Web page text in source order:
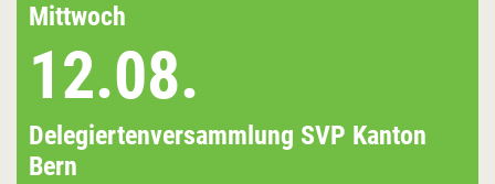
Mittwoch
12.08.
Delegiertenversammlung SVP Kanton
Bern